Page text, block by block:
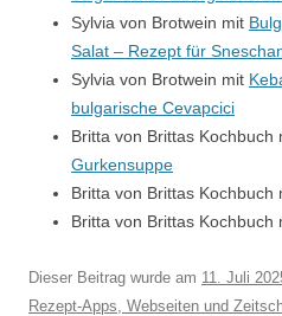
Sylvia von Brotwein mit
Salat – Rezept für
Sylvia von Brotwein mit
bulgarische Cevapcici
Britta von Brittas Kochbuch
Gurkensuppe
Britta von Brittas Kochbuch
Britta von Brittas Kochbuch
Dieser Beitrag wurde am 11. Juli
Rezept-Apps, Webseiten und